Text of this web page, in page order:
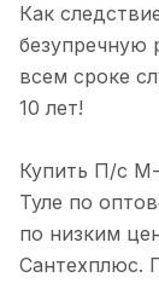
Как
безупречную
всем сроке
10 лет!
Купить П/с
Туле по
по низким
Сантехплюс.